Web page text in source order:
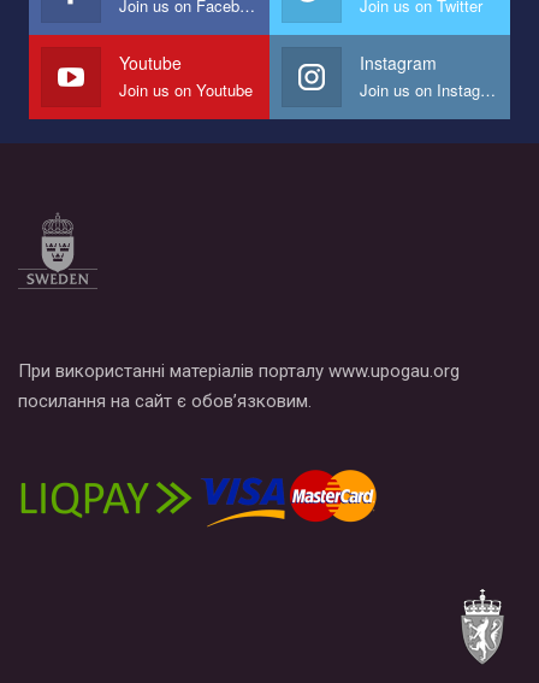
Мы просим вас поддержать нас и помочь нам реализовать
наш план по борьбе с насилием и дискриминацией на почве
СОГИ в Украине.
Все, что вам нужно сделать - это зайти на наш канал YouTube
Join us on Facebook Join us on Twitter
Youtube
Join us on Youtube
Instagram
Join us on Instagram
При використанні матеріалів порталу www.upogau.org
посилання на сайт є обов’язковим.